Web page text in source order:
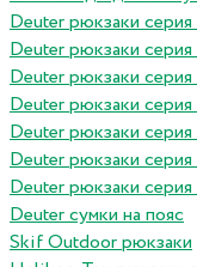
Deuter рюкзаки
Deuter рюкзаки
Deuter рюкзаки
Deuter рюкзаки
Deuter рюкзаки
Deuter рюкзаки
Deuter рюкзаки
Deuter сумки на пояс
Skif Outdoor рюкзаки